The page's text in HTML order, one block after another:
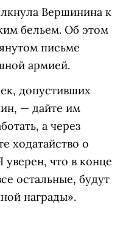
Вершинина к
бельем. Об этом
письме
армией.
допустивших
— дайте им
а через
ходатайство о
что в конце
остальные, будут
награды».